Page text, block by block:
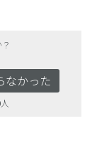
なかった
人